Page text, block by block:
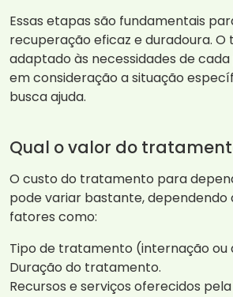
Essas etapas são fundamentais
recuperação eficaz e duradoura.
adaptado às necessidades de
em consideração a situação
busca ajuda.
Qual o valor do
O custo do tratamento para
pode variar bastante, dependendo
fatores como:
Tipo de tratamento (internação ou
Duração do tratamento.
Recursos e serviços oferecidos